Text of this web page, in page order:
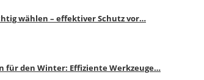
wählen – effektiver Schutz vor…
für den Winter: Effiziente Werkzeuge…